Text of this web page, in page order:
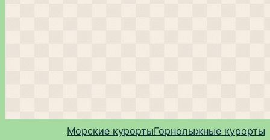
Морские курортыГорнолыжные курорты